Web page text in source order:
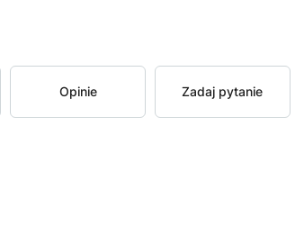
Opinie Zadaj pytanie